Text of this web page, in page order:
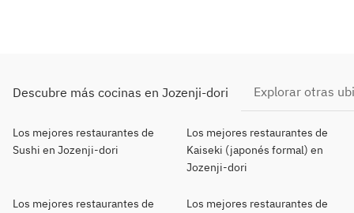
Descubre más cocinas en Jozenji-dori Explorar otras
Los mejores restaurantes de
Sushi en Jozenji-dori
Los mejores restaurantes de
Kaiseki (japonés formal) en
Jozenji-dori
Los mejores restaurantes de
Los mejores restaurantes de